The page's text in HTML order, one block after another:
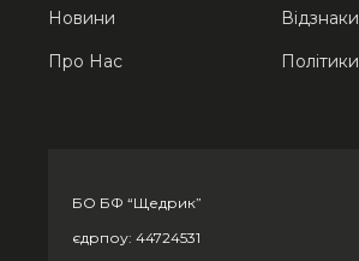
Новини
Про Нас
Відзнаки
Політики
БО БФ “Щедрик”
єдрпоу: 44724531